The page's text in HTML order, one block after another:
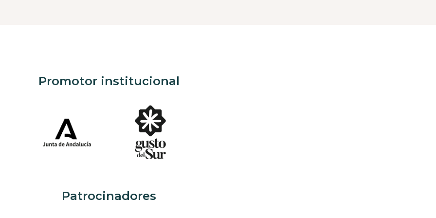
Promotor institucional
Patrocinadores